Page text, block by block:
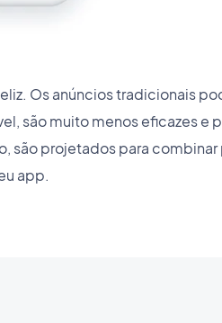
Os anúncios tradicionais
são muito menos eficazes e
são projetados para
app.